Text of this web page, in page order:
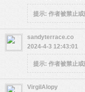
提示: 作者被禁止
sandyterrace.co
2024-4-3 12:43:01
提示: 作者被禁止
VirgilAlopy